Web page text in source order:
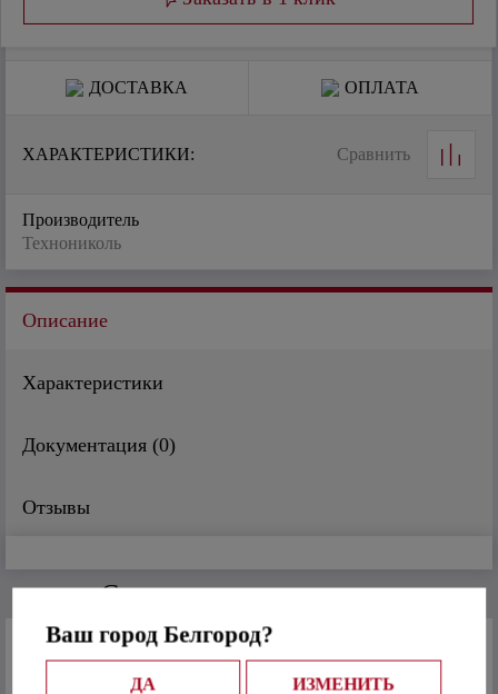
ДОСТАВКА ОПЛАТА
ХАРАКТЕРИСТИКИ: Сравнить
Производитель
Технониколь
Описание
Характеристики
Документация (0)
Отзывы
C этим товаром покупают
Ваш город Белгород?
ДА ИЗМЕНИТЬ